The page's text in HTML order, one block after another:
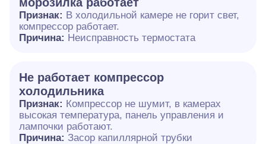
Признак: В холодильной камере не горит свет,
компрессор работает.
Причина: Неисправность термостата
Не работает компрессор
холодильника
Признак: Компрессор не шумит, в камерах
высокая температура, панель управления и
лампочки работают.
Причина: Засор капиллярной трубки